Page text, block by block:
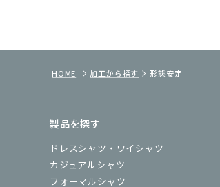
HOME 加工から探す 形態安定
製品を探す
ドレスシャツ・ワイシャツ
カジュアルシャツ
フォーマルシャツ